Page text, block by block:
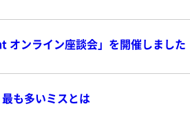
ンライン座談会」を開催しました
も多いミスとは